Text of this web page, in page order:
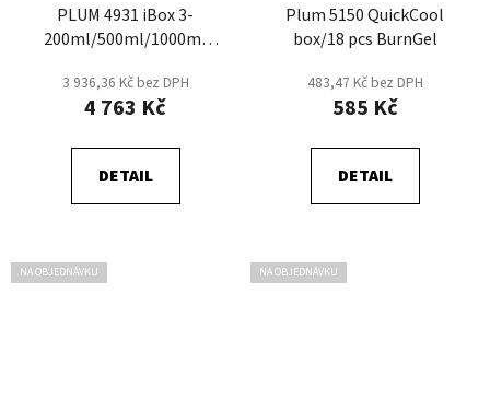
PLUM 4931 iBox 3-
200ml/500ml/1000ml
3 936,36 Kč bez DPH
4 763 Kč
DETAIL
Plum 5150 QuickCool
box/18 pcs BurnGel
483,47 Kč bez DPH
585 Kč
DETAIL
NA OBJEDNÁVKU NA OBJEDNÁVKU